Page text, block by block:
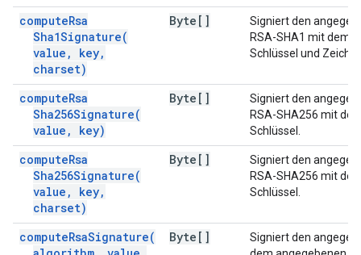
computeRsa
Sha1Signature(
value , key,
charset)
Byte[]
Signiert den
RSA-SHA1 mit dem
Schlüssel und
computeRsa
Sha256Signature(
value , key)
Byte[]
Signiert den
RSA-SHA256 mit
Schlüssel.
computeRsa
Sha256Signature(
value , key,
charset)
Byte[]
Signiert den
RSA-SHA256 mit
Schlüssel.
computeRsaSignature(
Byte[]
Signiert den